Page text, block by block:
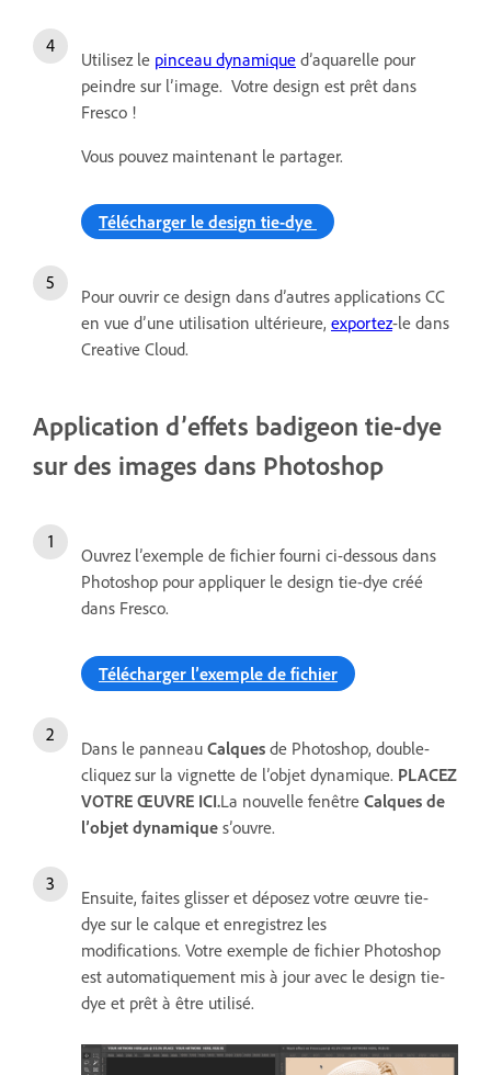
Utilisez le pinceau dynamique d’aquarelle pour
peindre sur l’image. Votre design est prêt dans
Fresco !
Vous pouvez maintenant le partager.
Télécharger le design tie-dye
Pour ouvrir ce design dans d’autres applications CC
en vue d’une utilisation ultérieure, exportez-le dans
Creative Cloud.
Application d’effets badigeon tie-dye
sur des images dans Photoshop
Ouvrez l’exemple de fichier fourni ci-dessous dans
Photoshop pour appliquer le design tie-dye créé
dans Fresco.
Télécharger l’exemple de fichier
Dans le panneau Calques de Photoshop, double-
cliquez sur la vignette de l’objet dynamique. PLACEZ
VOTRE ŒUVRE ICI.La nouvelle fenêtre Calques de
l’objet dynamique s’ouvre.
Ensuite, faites glisser et déposez votre œuvre tie-
dye sur le calque et enregistrez les
modifications. Votre exemple de fichier Photoshop
est automatiquement mis à jour avec le design tie-
dye et prêt à être utilisé.